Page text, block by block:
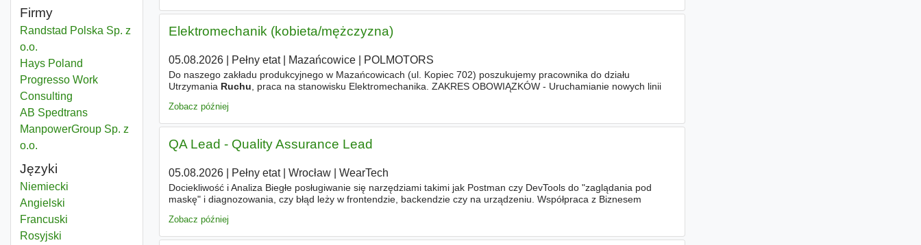
Firmy
Randstad Polska Sp. z
o.o.
Hays Poland
Progresso Work
Consulting
AB Spedtrans
ManpowerGroup Sp. z
o.o.
Języki
Niemiecki
Angielski
Francuski
Rosyjski
Elektromechanik (kobieta/mężczyzna)
05.08.2026| Pełny etat| Mazańcowice| POLMOTORS
Do naszego zakładu produkcyjnego w Mazańcowicach (ul. Kopiec 702) poszukujemy pracownika do działu
Utrzymania Ruchu , praca na stanowisku Elektromechanika. ZAKRES OBOWIĄZKÓW - Uruchamianie nowych linii
Zobacz później
QA Lead - Quality Assurance Lead
05.08.2026| Pełny etat| Wrocław| WearTech
Dociekliwość i Analiza Biegłe posługiwanie się narzędziami takimi jak Postman czy DevTools do "zaglądania pod
maskę" i diagnozowania, czy błąd leży w frontendzie, backendzie czy na urządzeniu. Współpraca z Biznesem
Zobacz później